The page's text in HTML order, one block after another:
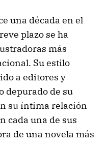
una década en el
plazo se ha
más
Su estilo
a editores y
depurado de su
su íntima relación
cada una de sus
de una novela más